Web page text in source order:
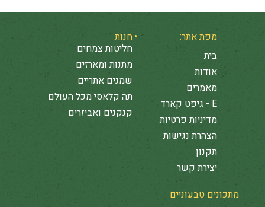
מפת אתר:
בית
אודות
מאמרים
E - גיפט קארד
מדיניות פרטיות
הצהרת נגישות
תקנון
יצירת קשר
חנות
חליטות צמחים
מתנות ומארזים
שמנים אתריים
תה קלאסי מכל העולם
קנקנים ואביזרים
מתכונים טבעוניים